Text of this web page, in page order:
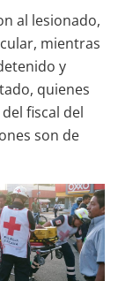
al lesionado,
mientras
y
quienes
fiscal del
son de